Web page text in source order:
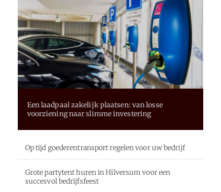
Een laadpaal zakelijk plaatsen: van losse
voorziening naar slimme investering
Op tijd goederentransport regelen voor uw bedrijf
Grote partytent huren in Hilversum voor een
succesvol bedrijfsfeest